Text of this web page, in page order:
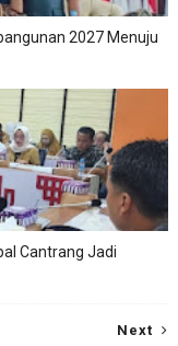
2027 Menuju
Cantrang Jadi
Next